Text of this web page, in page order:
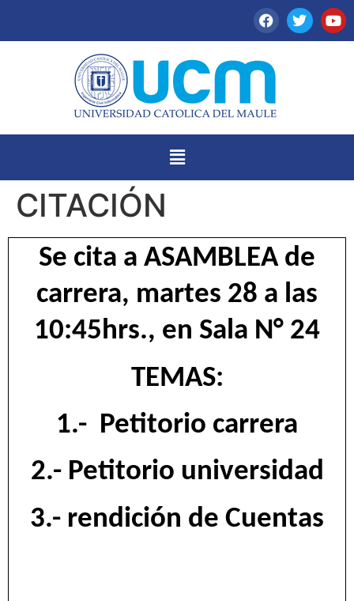
CITACIÓN
Se cita a ASAMBLEA de
carrera, martes 28 a las
10:45hrs., en Sala N° 24
TEMAS:
1.- Petitorio carrera
2.- Petitorio universidad
3.- rendición de Cuentas